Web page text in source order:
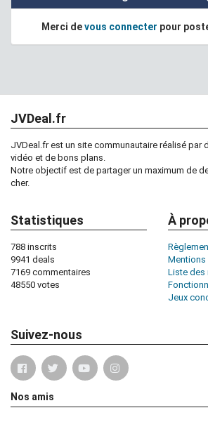
Merci devous connecter pour
JVDeal.fr
JVDeal.fr est un site communautaire réalisé par
vidéo et de bons plans.
Notre objectif est de partager un maximum de
cher.
Statistiques
788 inscrits
9941 deals
7169 commentaires
48550 votes
À
Mentions
Liste des
Jeux
Suivez-nous
Nos amis